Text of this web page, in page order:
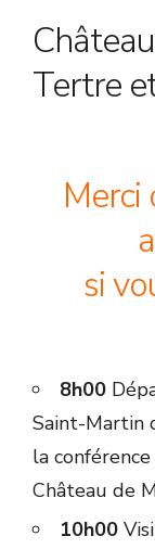
Tertre
si
8h00
Saint-Martin
la
Château de
10h00